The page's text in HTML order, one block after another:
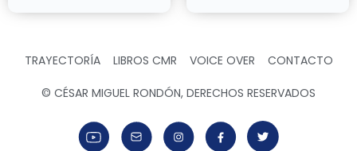
TRAYECTORÍA LIBROS CMR VOICE OVER CONTACTO
© CÉSAR MIGUEL RONDÓN, DERECHOS RESERVADOS